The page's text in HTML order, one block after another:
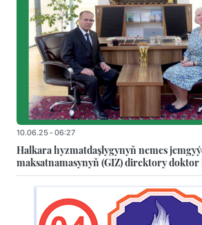
10.06.25 - 06:27
Halkara hyzmatdaşlygynyň nemes
maksatnamasynyň (GIZ) direktory